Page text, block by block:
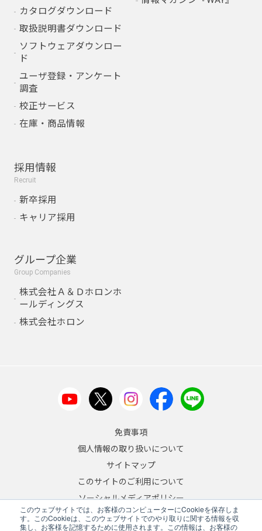
このウェブサイトでは、お客様のコンピューターにCookieを保存しま
す。このCookieは、このウェブサイトでのやり取りに関する情報を収
集し、お客様を記憶するために使用されます。この情報は、お客様の
カタログダウンロード
取扱説明書ダウンロード
ソフトウェアダウンロー
ド
ユーザ登録・アンケート
調査
校正サービス
在庫・商品情報
採用情報
Recruit
新卒採用
キャリア採用
グループ企業
Group Companies
株式会社Ａ＆Ｄホロンホ
ールディングス
株式会社ホロン
免責事項
個人情報の取り扱いについて
サイトマップ
このサイトのご利用について
ソーシャルメディアポリシー
反社会的勢力への対応について